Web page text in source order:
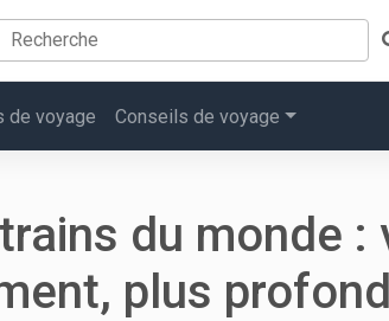
de voyage Conseils de voyage
du monde
plus